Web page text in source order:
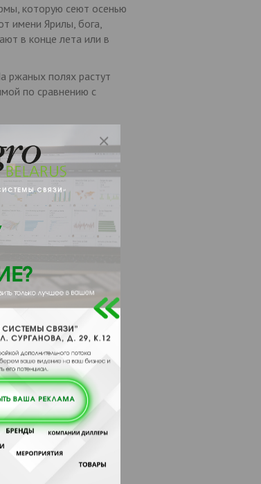
которую сеют осенью
имени Ярилы, бога,
в конце лета или в
ржаных полях растут
по сравнению с
почвы
которая является
свой бизнес
самых передовых
и устойчивость к
условиях.